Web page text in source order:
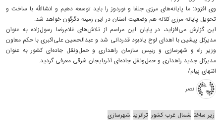
وی افزود: ما پایانه‌های مرزی جلفا و نوردوز را باید توسعه دهیم و انشاالله با ساخت و
تحویل پایانه مرزی کلاله هم وضعیت استان در این زمینه دگرگون خواهد شد.
این گزارش می‌افزاید، در پایان این مراسم از تلاش‌های غلام‌رضا رسول‌زاده به عنوان
مدیرکل پیشین با اهدای لوح یادبود قدردانی شد و عبدالحسین علی‌اکبری با حکم معاون
وزیر راه و شهرسازی و رییس سازمان راهداری و حمل‌ونقل جاده‌ای کشور به عنوان
مدیرکل جدید راهداری و حمل‌ونقل جاده‌ای آذربایجان شرقی معرفی گردید.
انتهای پیام/
نصر
زیر ساخت شمال غرب کشور ترانزیت شهرسازی